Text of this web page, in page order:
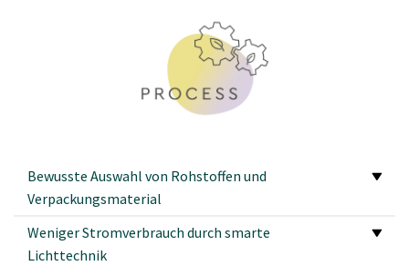
Bewusste Auswahl von Rohstoffen und
Verpackungsmaterial
Weniger Stromverbrauch durch smarte
Lichttechnik